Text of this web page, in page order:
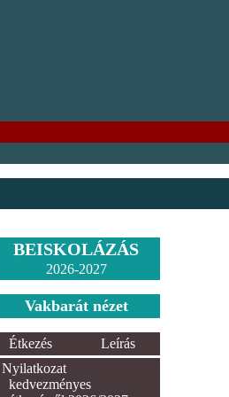
BEISKOLÁZÁS
2026-2027
Vakbarát nézet
Étkezés
Leírás
Nyilatkozat
kedvezményes